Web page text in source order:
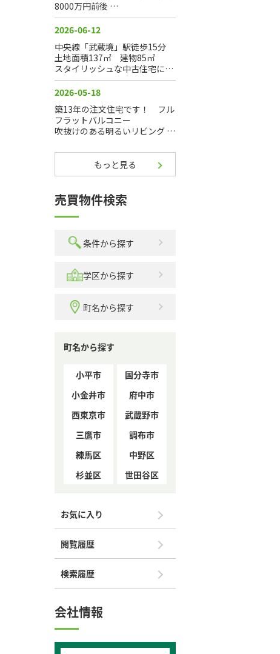
もっと見る
売買物件検索
条件から探す
学区から探す
町名から探す
町名から探す
小平市
国分寺市
小金井市
府中市
西東京市
武蔵野市
三鷹市
調布市
練馬区
中野区
杉並区
世田谷区
お気に入り
閲覧履歴
検索履歴
会社情報